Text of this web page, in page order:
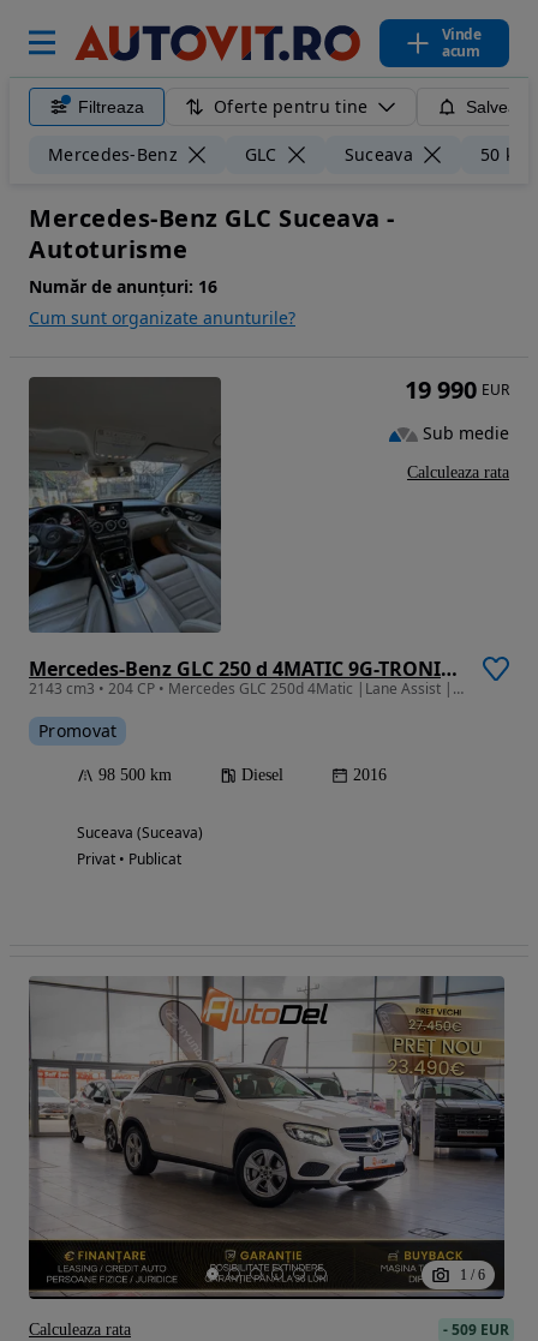
Vinde
acum
Filtreaza Oferte pentru tine
Mercedes-Benz GLC Suceava 50 km
Mercedes-Benz GLC Suceava -
Autoturisme
Număr de anunțuri: 16
Cum sunt organizate anunturile?
Mercedes-Benz GLC 250 d 4MATIC 9G-TRONIC Exclusive
2143 cm3 • 204 CP • Mercedes GLC 250d 4Matic |Lane Assist | CAM 360° | Interior bej
Promovat
98 500 km Diesel 2016
Suceava (Suceava)
Privat • Publicat
19 990 EUR
Sub medie
Calculeaza rata
1 / 6
-509 EUR
Calculeaza rata